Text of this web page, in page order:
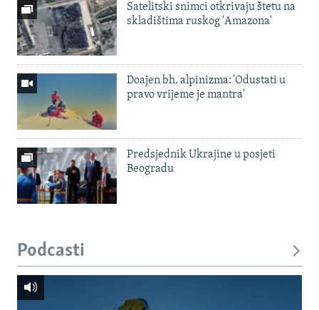
Satelitski snimci otkrivaju štetu na
skladištima ruskog 'Amazona'
Doajen bh. alpinizma: 'Odustati u
pravo vrijeme je mantra'
Predsjednik Ukrajine u posjeti
Beogradu
Podcasti